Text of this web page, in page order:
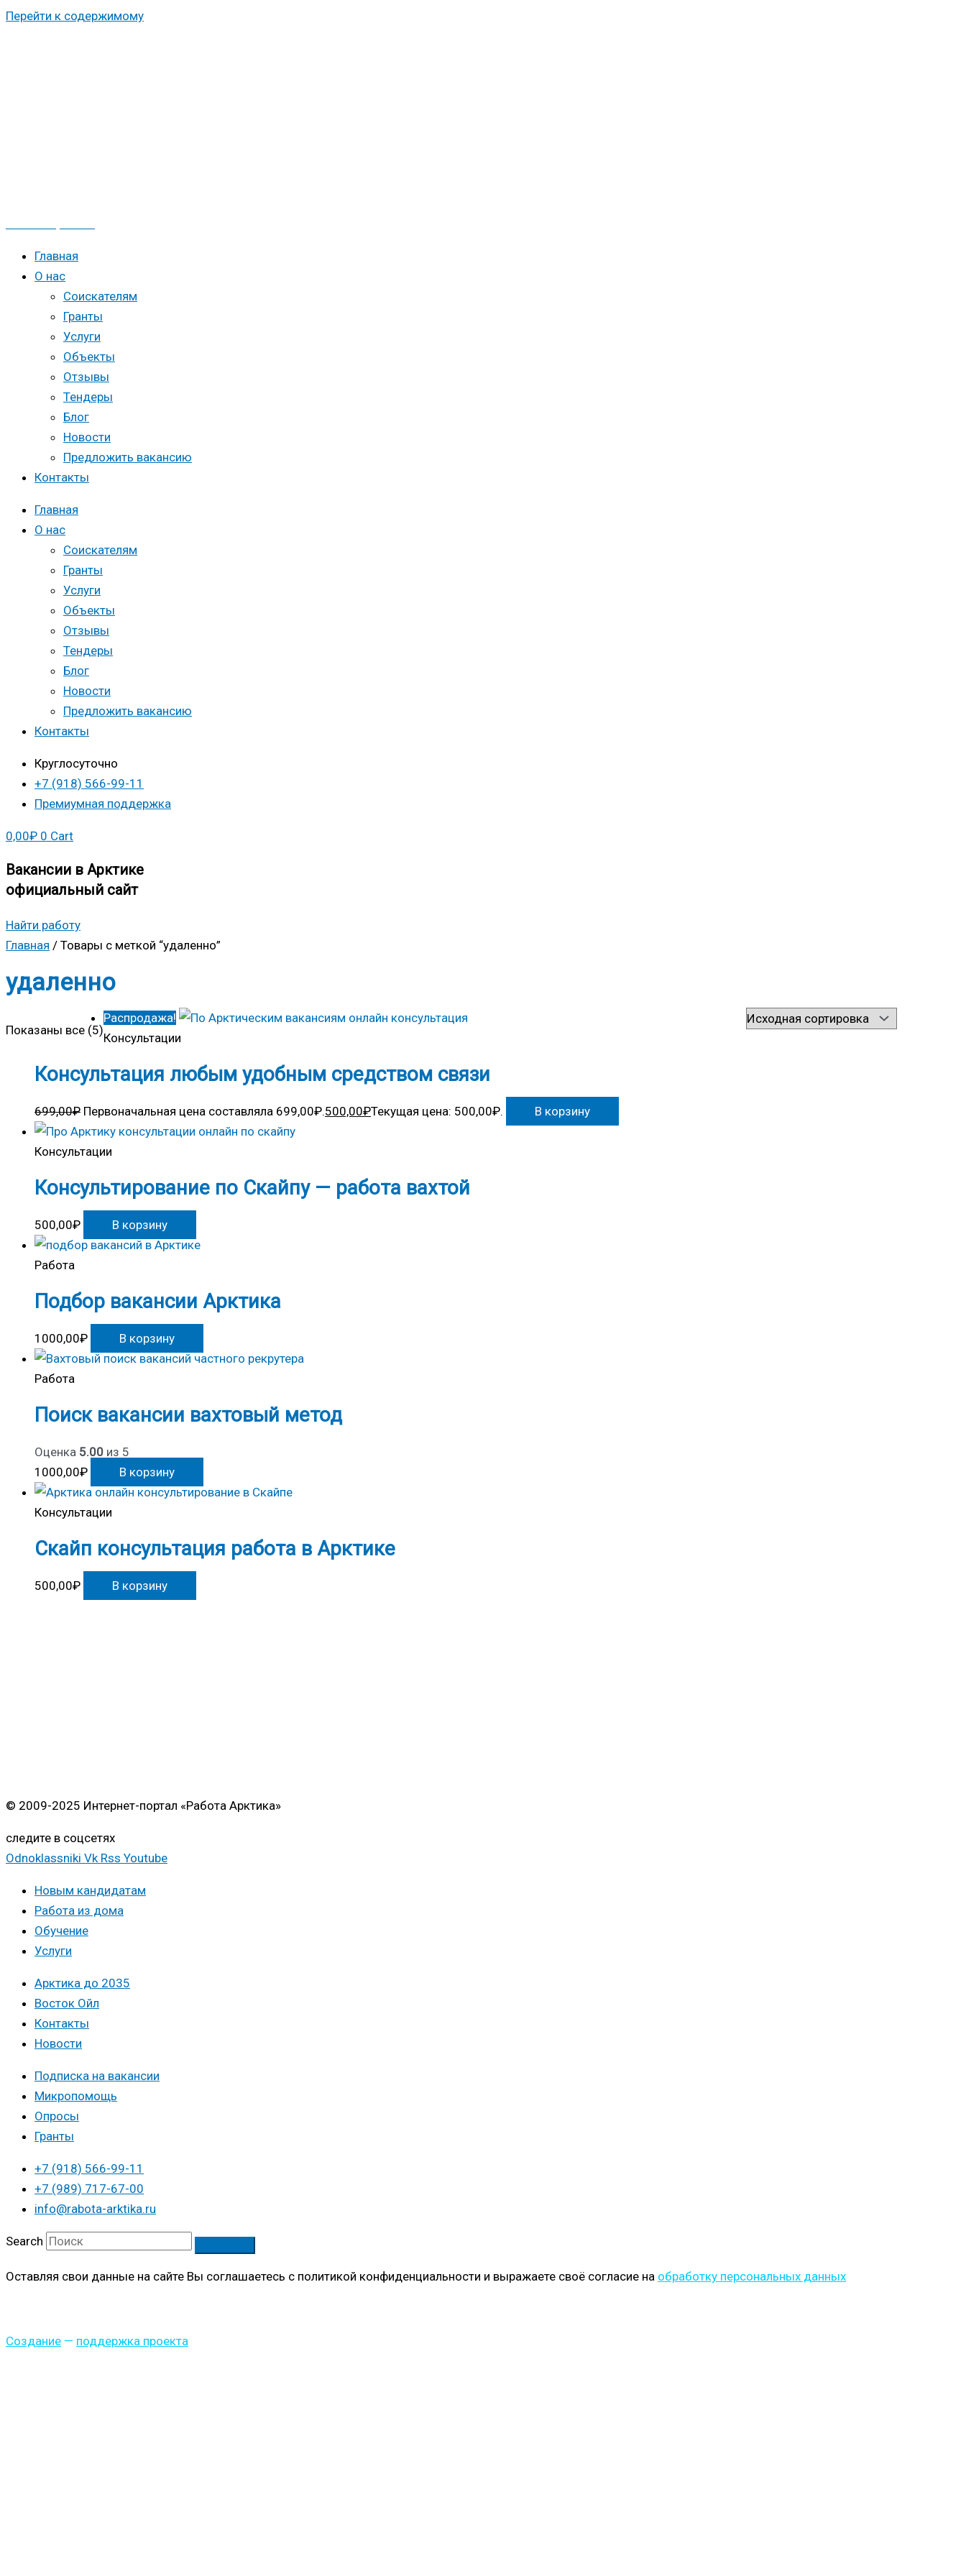
Перейти к содержимому
Главная
О нас
Соискателям
Гранты
Услуги
Объекты
Отзывы
Тендеры
Блог
Новости
Предложить вакансию
Контакты
Главная
О нас
Соискателям
Гранты
Услуги
Объекты
Отзывы
Тендеры
Блог
Новости
Предложить вакансию
Контакты
Круглосуточно
+7 (918) 566-99-11
Премиумная поддержка
0,00₽ 0 Cart
Вакансии в Арктике
официальный сайт
Найти работу
Главная / Товары с меткой “удаленно”
удаленно
Показаны все (5)
Распродажа!
Консультации
Консультация любым удобным средством связи
699,00₽ Первоначальная цена составляла 699,00₽.500,00₽Текущая цена: 500,00₽. В корзину
Консультации
Консультирование по Скайпу — работа вахтой
500,00₽ В корзину
Работа
Подбор вакансии Арктика
1000,00₽ В корзину
Работа
Поиск вакансии вахтовый метод
Оценка 5.00 из 5
1000,00₽ В корзину
Консультации
Скайп консультация работа в Арктике
500,00₽ В корзину
© 2009-2025 Интернет-портал «Работа Арктика»
следите в соцсетях
Odnoklassniki Vk Rss Youtube
Новым кандидатам
Работа из дома
Обучение
Услуги
Арктика до 2035
Восток Ойл
Контакты
Новости
Подписка на вакансии
Микропомощь
Опросы
Гранты
+7 (918) 566-99-11
+7 (989) 717-67-00
info@rabota-arktika.ru
Search
Оставляя свои данные на сайте Вы соглашаетесь с политикой конфиденциальности и выражаете своё согласие на обработку персональных данных
Создание — поддержка проекта